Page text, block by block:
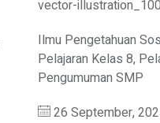
Ilmu Pengetahuan
Pelajaran Kelas 8,
Pengumuman SMP
26 September,